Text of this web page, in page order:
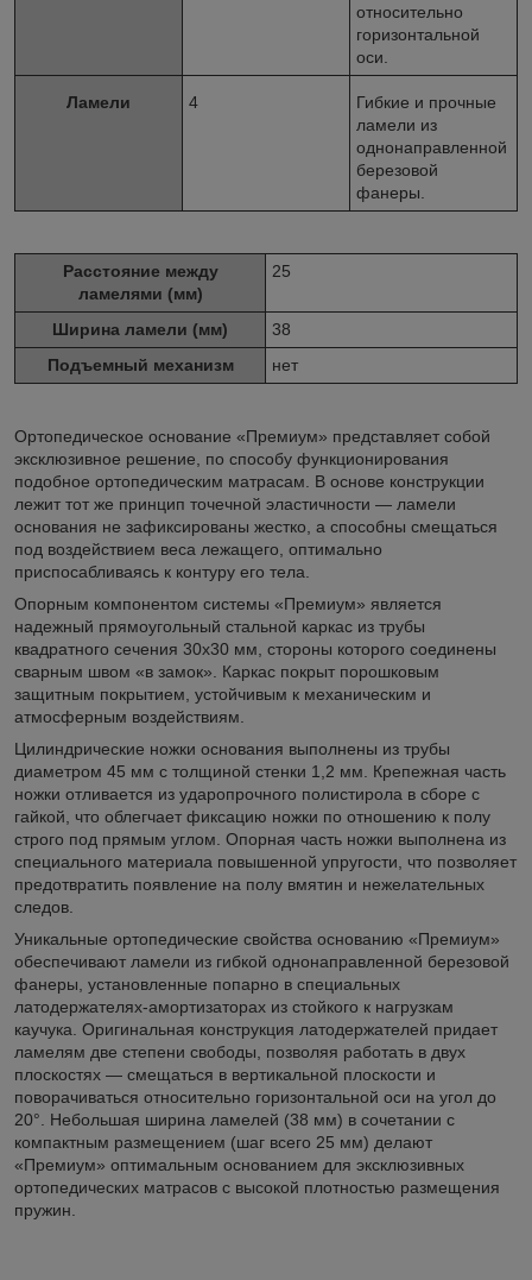
относительно
горизонтальной
оси.
Ламели 4
Гибкие и прочные
ламели из
однонаправленной
березовой
фанеры.
Расстояние между
ламелями (мм)
25
Ширина ламели (мм)
38
Подъемный механизм
нет
Ортопедическое основание «Премиум» представляет собой
эксклюзивное решение, по способу функционирования
подобное ортопедическим матрасам. В основе конструкции
лежит тот же принцип точечной эластичности — ламели
основания не зафиксированы жестко, а способны смещаться
под воздействием веса лежащего, оптимально
приспосабливаясь к контуру его тела.
Опорным компонентом системы «Премиум» является
надежный прямоугольный стальной каркас из трубы
квадратного сечения 30х30 мм, стороны которого соединены
сварным швом «в замок». Каркас покрыт порошковым
защитным покрытием, устойчивым к механическим и
атмосферным воздействиям.
Цилиндрические ножки основания выполнены из трубы
диаметром 45 мм с толщиной стенки 1,2 мм. Крепежная часть
ножки отливается из ударопрочного полистирола в сборе с
гайкой, что облегчает фиксацию ножки по отношению к полу
строго под прямым углом. Опорная часть ножки выполнена из
специального материала повышенной упругости, что позволяет
предотвратить появление на полу вмятин и нежелательных
следов.
Уникальные ортопедические свойства основанию «Премиум»
обеспечивают ламели из гибкой однонаправленной березовой
фанеры, установленные попарно в специальных
латодержателях-амортизаторах из стойкого к нагрузкам
каучука. Оригинальная конструкция латодержателей придает
ламелям две степени свободы, позволяя работать в двух
плоскостях — смещаться в вертикальной плоскости и
поворачиваться относительно горизонтальной оси на угол до
20°. Небольшая ширина ламелей (38 мм) в сочетании с
компактным размещением (шаг всего 25 мм) делают
«Премиум» оптимальным основанием для эксклюзивных
ортопедических матрасов с высокой плотностью размещения
пружин.